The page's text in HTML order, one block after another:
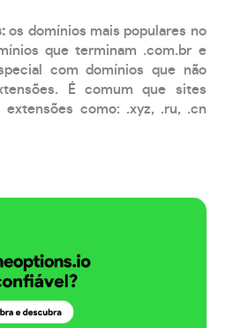
os domínios mais populares no
que terminam .com.br e
com domínios que não
É comum que sites
extensões como: .xyz, .ru, .cn